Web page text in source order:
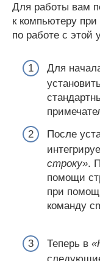
Для работы вам
к компьютеру
по работе с
Для
После
строку».
помощи
при
команду
Теперь в